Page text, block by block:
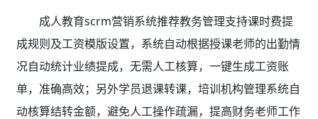
成人教育scrm营销系统推荐教务管理支持课时费提
成规则及工资模版设置，系统自动根据授课老师的出勤情
况自动统计业绩提成，无需人工核算，一键生成工资账
单，准确高效；另外学员退课转课，培训机构管理系统自
动核算结转金额，避免人工操作疏漏，提高财务老师工作